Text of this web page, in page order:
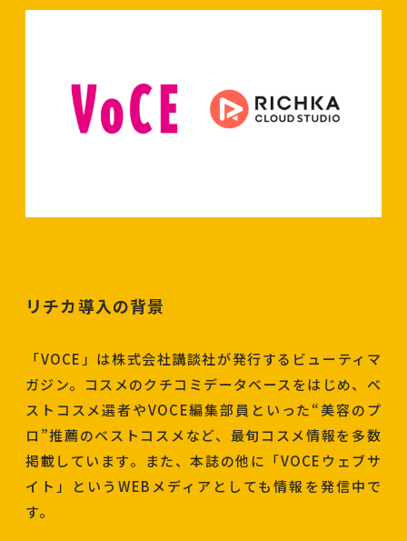
リチカ導入の背景
「VOCE」は株式会社講談社が発行するビューティマ
ガジン。コスメのクチコミデータベースをはじめ、ベ
ストコスメ選者やVOCE編集部員といった“美容のプ
ロ”推薦のベストコスメなど、最旬コスメ情報を多数
掲載しています。また、本誌の他に「VOCEウェブサ
イト」というWEBメディアとしても情報を発信中で
す。